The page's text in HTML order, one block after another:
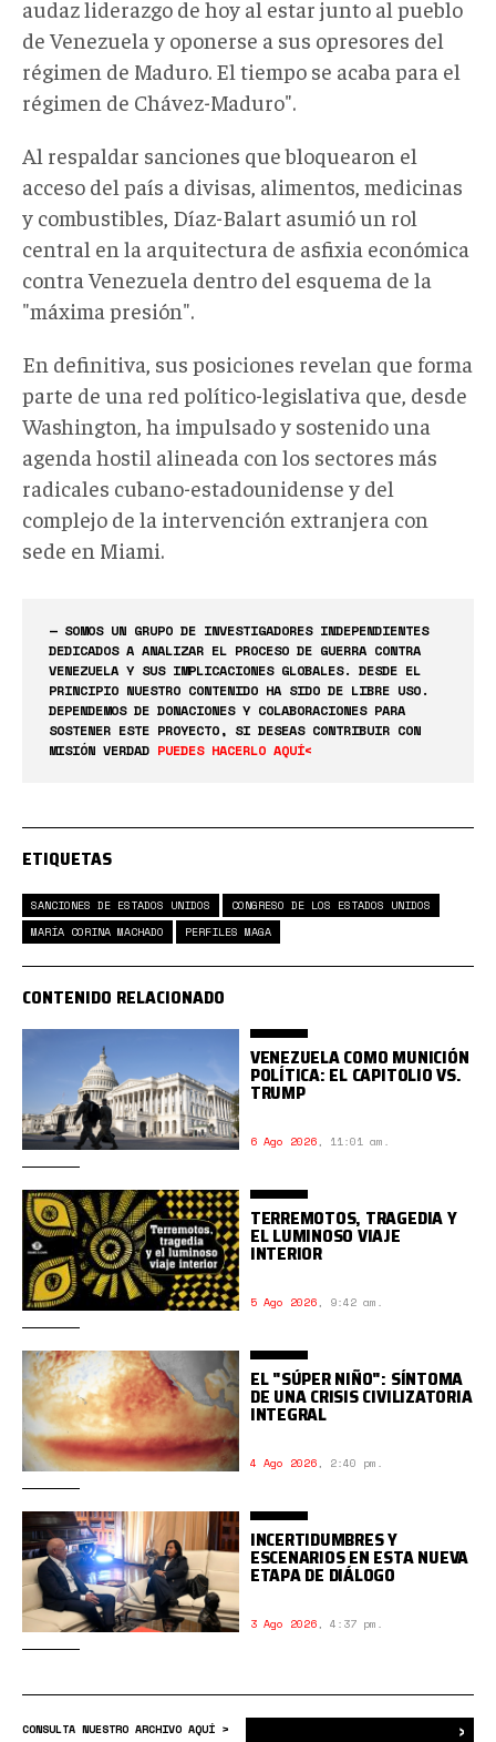
audaz liderazgo de hoy al estar junto al pueblo
de Venezuela y oponerse a sus opresores del
régimen de Maduro. El tiempo se acaba para el
régimen de Chávez-Maduro".
Al respaldar sanciones que bloquearon el
acceso del país a divisas, alimentos, medicinas
y combustibles, Díaz-Balart asumió un rol
central en la arquitectura de asfixia económica
contra Venezuela dentro del esquema de la
"máxima presión".
En definitiva, sus posiciones revelan que forma
parte de una red político-legislativa que, desde
Washington, ha impulsado y sostenido una
agenda hostil alineada con los sectores más
radicales cubano-estadounidense y del
complejo de la intervención extranjera con
sede en Miami.
— SOMOS UN GRUPO DE INVESTIGADORES INDEPENDIENTES
DEDICADOS A ANALIZAR EL PROCESO DE GUERRA CONTRA
VENEZUELA Y SUS IMPLICACIONES GLOBALES. DESDE EL
PRINCIPIO NUESTRO CONTENIDO HA SIDO DE LIBRE USO.
DEPENDEMOS DE DONACIONES Y COLABORACIONES PARA
SOSTENER ESTE PROYECTO, SI DESEAS CONTRIBUIR CON
MISIÓN VERDAD PUEDES HACERLO AQUÍ<
ETIQUETAS
SANCIONES DE ESTADOS UNIDOS
CONGRESO DE LOS ESTADOS UNIDOS
MARÍA CORINA MACHADO
PERFILES MAGA
CONTENIDO RELACIONADO
VENEZUELA COMO MUNICIÓN
POLÍTICA: EL CAPITOLIO VS.
TRUMP
6 Ago 2026, 11:01 am.
TERREMOTOS, TRAGEDIA Y
EL LUMINOSO VIAJE
INTERIOR
5 Ago 2026, 9:42 am.
EL "SÚPER NIÑO": SÍNTOMA
DE UNA CRISIS CIVILIZATORIA
INTEGRAL
4 Ago 2026, 2:40 pm.
INCERTIDUMBRES Y
ESCENARIOS EN ESTA NUEVA
ETAPA DE DIÁLOGO
3 Ago 2026, 4:37 pm.
CONSULTA NUESTRO ARCHIVO AQUÍ > ›